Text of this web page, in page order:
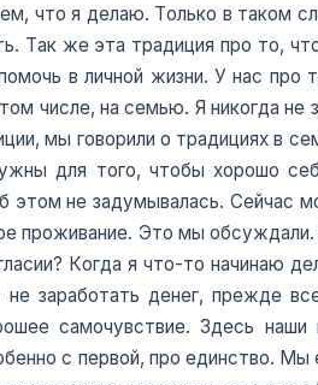
что я делаю. Только в таком
Так же эта традиция про то,
в личной жизни. У нас про
числе, на семью. Я никогда не
мы говорили о традициях в
для того, чтобы хорошо
не задумывалась. Сейчас
проживание. Это мы обсуждали.
Когда я что-то начинаю
заработать денег, прежде
самочувствие. Здесь наши
с первой, про единство. Мы